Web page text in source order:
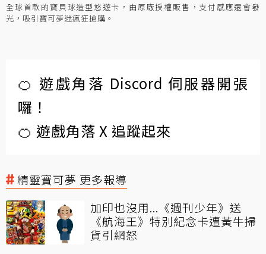
全球首款的寶貝球造型悠遊卡，由原廠授權販售，支付感應還會發
光，吸引寶可夢迷瘋狂搶購。
🍊 遊戲角落 Discord 伺服器開張
囉！
🍊 遊戲角落 X 追蹤起來
精靈寶可夢 更多報導
加印也沒用...《週刊少年》送
《航海王》特別紀念卡遭黃牛掃
貨引網怒